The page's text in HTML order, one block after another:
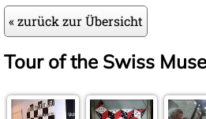
« zurück zur Übersicht
Tour of the Swiss